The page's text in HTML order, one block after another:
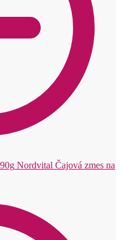
Nordvital Čajová zmes na